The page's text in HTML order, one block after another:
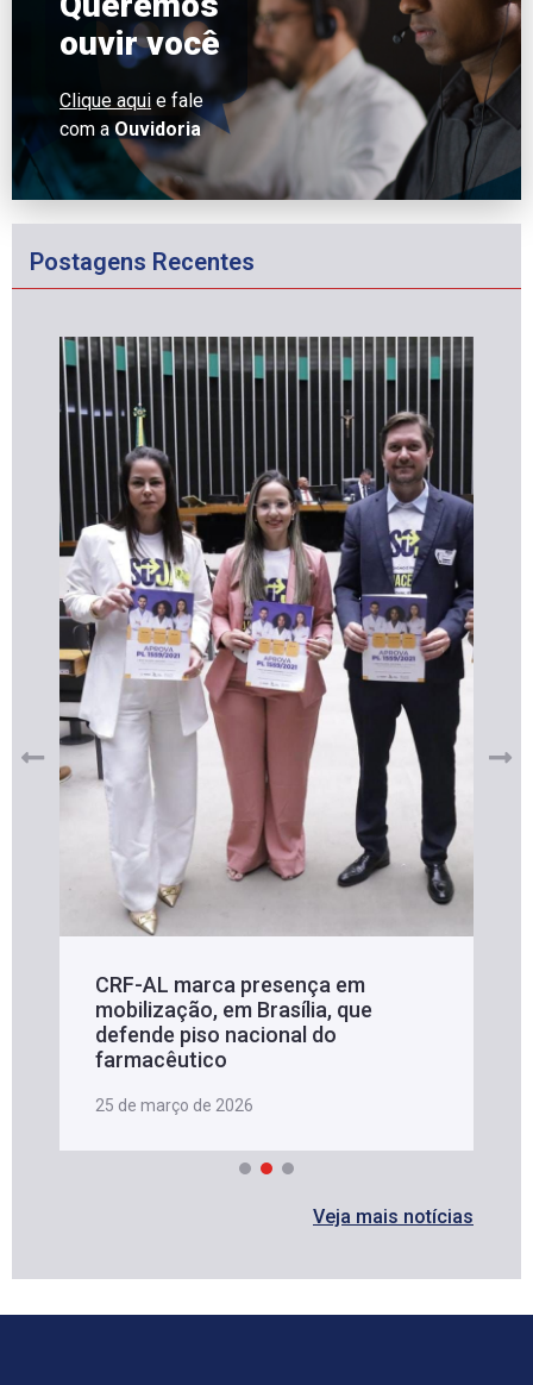
ouvir você
Clique aqui e fale
com a Ouvidoria
Postagens Recentes
CRF-AL marca presença em
mobilização, em Brasília, que
defende piso nacional do
farmacêutico
25 de março de 2026
Veja mais notícias